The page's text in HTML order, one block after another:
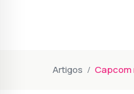
Artigos Capcom